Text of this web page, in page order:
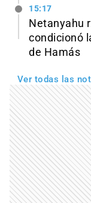
15:17
Netanyahu
condicionó
de Hamás
Ver todas las